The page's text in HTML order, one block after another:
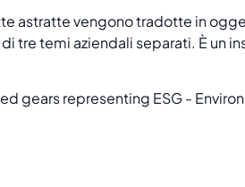
astratte vengono tradotte in
tre temi aziendali separati. È un